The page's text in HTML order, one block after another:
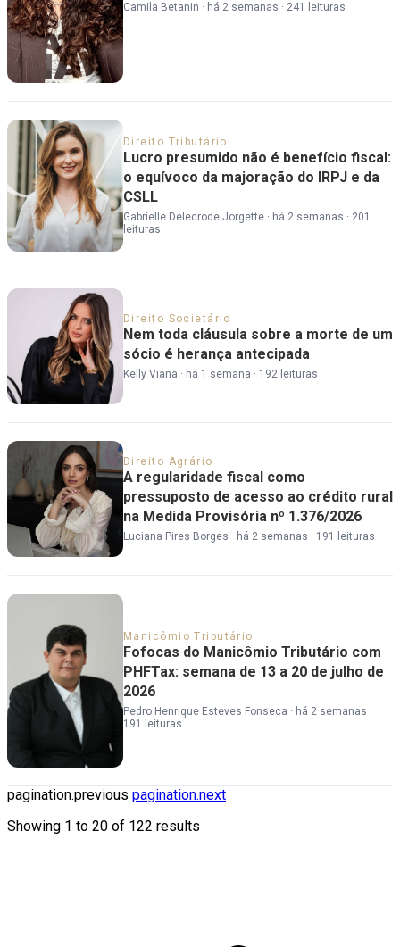
Camila Betanin · há 2 semanas · 241 leituras
Direito Tributário
Lucro presumido não é benefício fiscal:
o equívoco da majoração do IRPJ e da
CSLL
Gabrielle Delecrode Jorgette · há 2 semanas · 201
leituras
Direito Societário
Nem toda cláusula sobre a morte de um
sócio é herança antecipada
Kelly Viana · há 1 semana · 192 leituras
Direito Agrário
A regularidade fiscal como
pressuposto de acesso ao crédito rural
na Medida Provisória nº 1.376/2026
Luciana Pires Borges · há 2 semanas · 191 leituras
Manicômio Tributário
Fofocas do Manicômio Tributário com
PHFTax: semana de 13 a 20 de julho de
2026
Pedro Henrique Esteves Fonseca · há 2 semanas ·
191 leituras
pagination.previous pagination.next
Showing 1 to 20 of 122 results